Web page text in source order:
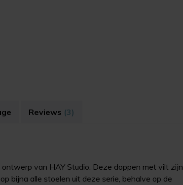
Reviews (3)
ontwerp van HAY Studio. Deze doppen met vilt zijn
bijna alle stoelen uit deze serie, behalve op de